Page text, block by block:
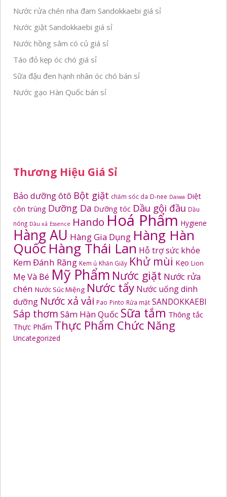
Nước rửa chén nha đam Sandokkaebi giá sỉ
Nước giặt Sandokkaebi giá sỉ
Nước hồng sâm có củ giá sỉ
Táo đỏ kẹp óc chó giá sỉ
Sữa đậu đen hạnh nhân óc chó bán sỉ
Nước gạo Hàn Quốc bán sỉ
Thương Hiệu Giá Sỉ
Bảo dưỡng ôtô Bột giặt chăm sóc da D-nee Daiwa Diệt
côn trùng Dưỡng Da Dưỡng tóc Dầu gội đầu Dầu
nóng Dầu xả Essence Hando Hoá Phẩm Hygiene
Hàng AU Hàng Gia Dụng Hàng Hàn
Quốc Hàng Thái Lan Hỗ trợ sức khỏe
Kem Đánh Răng Kem ủ Khăn Giấy Khử mùi Kẹo Lion
Mẹ Và Bé Mỹ Phẩm Nước giặt Nước rửa
chén Nước Súc Miệng Nước tẩy Nước uống dinh
dưỡng Nước xả vải Pao Pinto Rửa mặt SANDOKKAEBI
Sáp thơm Sâm Hàn Quốc Sữa tắm Thông tắc
Thực Phẩm Thực Phẩm Chức Năng
Uncategorized